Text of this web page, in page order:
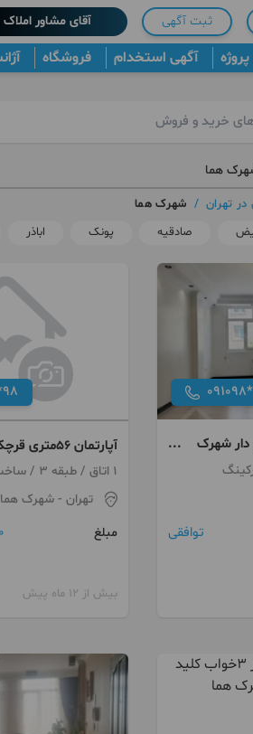
ثبت آگهی آقای مشاور املاک
آگهی استخدام فروشگاه
هما
در تهران / شهرک هما
صادقیه پونک اباذر
دار شهرک
توافقی
آپارتمان ۵۶متری قرچک
1 اتاق / طبقه 3 / ساخت 1394
تهران- شهرک هما
مبلغ
بیش از 12 ماه پیش